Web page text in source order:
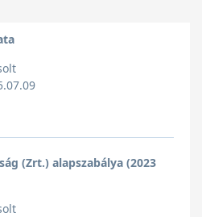
(Zrt.) alapszabálya (2023